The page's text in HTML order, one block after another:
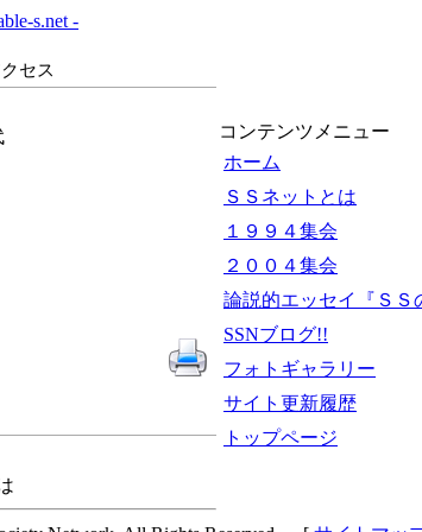
セス
コンテンツメニュー
ホーム
ＳＳネットとは
１９９４集会
２００４集会
論説的エッセイ『ＳＳ
SSNブログ!!
フォトギャラリー
サイト更新履歴
トップページ